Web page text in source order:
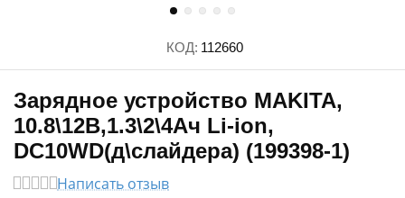
КОД: 112660
Зарядное устройство MAKITA,
10.8\12В,1.3\2\4Ач Li-ion,
DC10WD(д\слайдера) (199398-1)
Написать отзыв